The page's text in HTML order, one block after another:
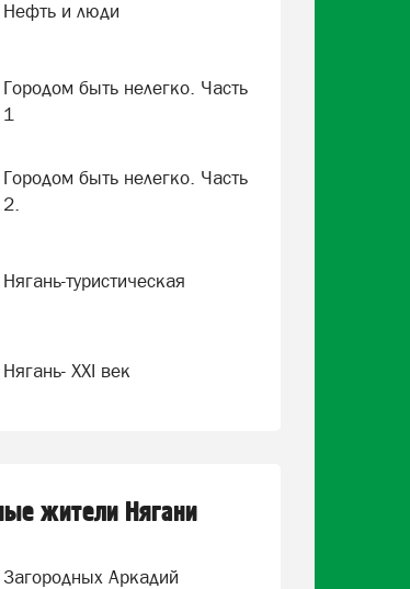
Нефть и люди
Городом быть нелегко. Часть
1
Городом быть нелегко. Часть
2.
Нягань-туристическая
Нягань- XXI век
жители Нягани
Загородных Аркадий